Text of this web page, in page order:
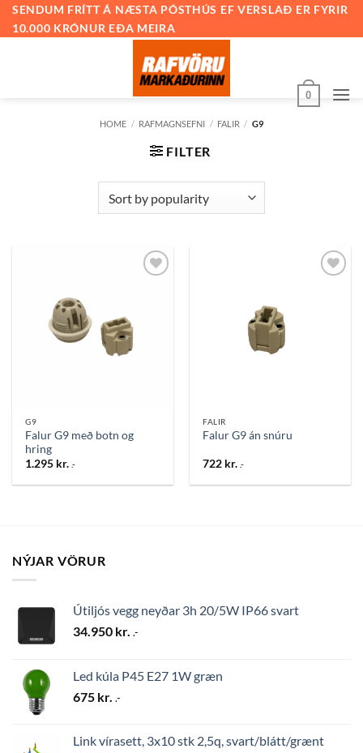
SkipSENDUM FRÍTT Á NÆSTA PÓSTHÚS EF VERSLAÐ ER FYRIR
10.000 KRÓNUR EÐA MEIRA
0
HOME / RAFMAGNSEFNI / FALIR / G9
FILTER
G9
Falur G9 með botn og
hring
1.295 kr. .-
FALIR
Falur G9 án snúru
722 kr. .-
NÝJAR VÖRUR
Útiljós vegg neyðar 3h 20/5W IP66 svart
34.950 kr. .-
Led kúla P45 E27 1W græn
675 kr. .-
Link vírasett, 3x10 stk 2,5q, svart/blátt/grænt